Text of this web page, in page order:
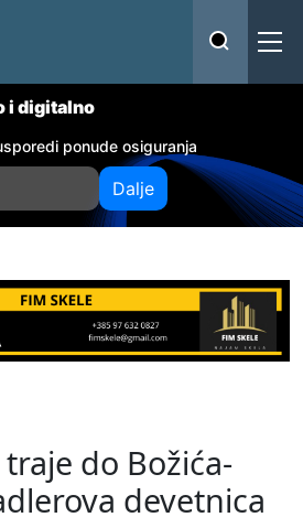
i digitalno
ponude osiguranja
Dalje
do Božića-
devetnica